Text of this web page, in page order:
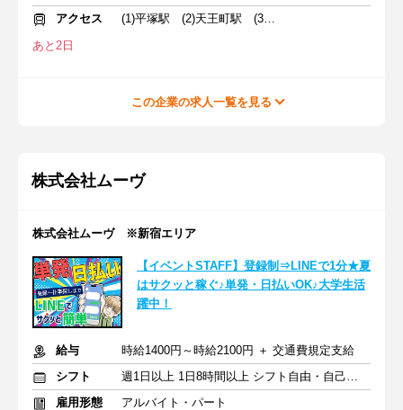
アクセス
(1)平塚駅 (2)天王町駅 (3)藤沢本町駅
あと2日
この企業の求人一覧を見る
株式会社ムーヴ
株式会社ムーヴ ※新宿エリア
【イベントSTAFF】登録制⇒LINEで1分★夏
はサクッと稼ぐ♪単発・日払いOK♪大学生活
躍中！
給与
時給1400円～時給2100円 ＋ 交通費規定支給
シフト
週1日以上 1日8時間以上 シフト自由・自己申告
雇用形態
アルバイト・パート